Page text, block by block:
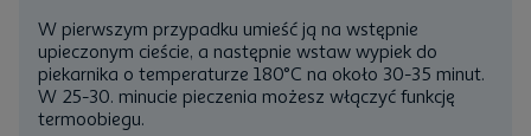
W pierwszym przypadku umieść ją na wstępnie
upieczonym cieście, a następnie wstaw wypiek do
piekarnika o temperaturze 180°C na około 30-35 minut.
W 25-30. minucie pieczenia możesz włączyć funkcję
termoobiegu.